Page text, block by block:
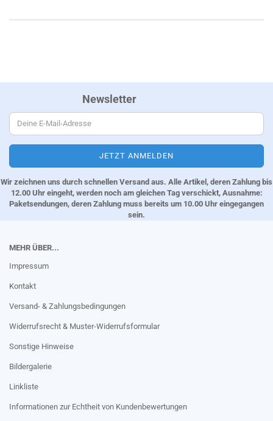
Newsletter
Wir zeichnen uns durch schnellen Versand aus. Alle Artikel, deren Zahlung bis
12.00 Uhr eingeht, werden noch am gleichen Tag verschickt, Ausnahme:
Paketsendungen, deren Zahlung muss bereits um 10.00 Uhr eingegangen
sein.
MEHR ÜBER...
Impressum
Kontakt
Versand- & Zahlungsbedingungen
Widerrufsrecht & Muster-Widerrufsformular
Sonstige Hinweise
Bildergalerie
Linkliste
Informationen zur Echtheit von Kundenbewertungen